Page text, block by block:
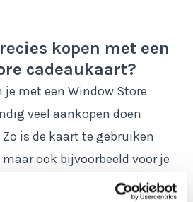
kopen met een
cadeaukaart?
je met een Window Store
veel aankopen doen
is de kaart te gebruiken
ook bijvoorbeeld voor je
betreft een Xbox Gift Card,